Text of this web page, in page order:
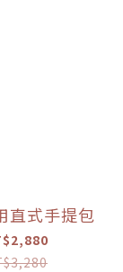
直式手提包